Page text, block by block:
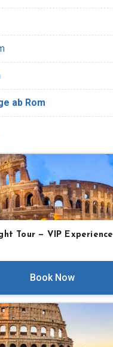
ab Rom
Tour — VIP Experience
Book Now